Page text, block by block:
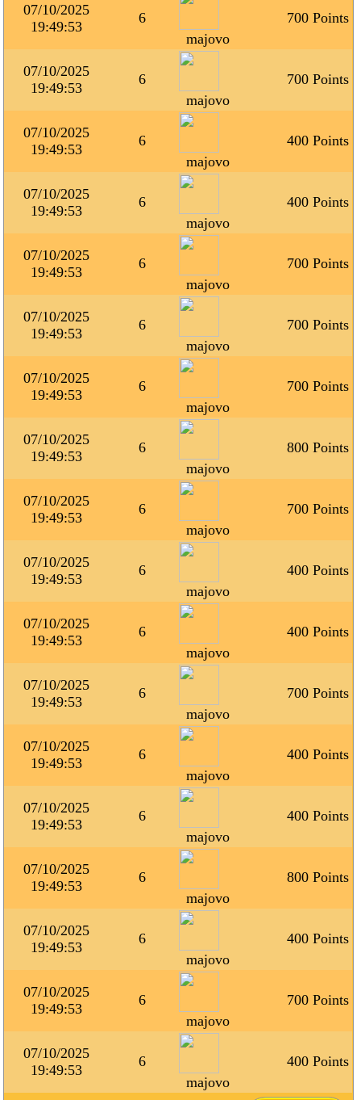
07/10/2025
19:49:53
6
majovo
700 Points
07/10/2025
19:49:53
6
majovo
700 Points
07/10/2025
19:49:53
6
majovo
400 Points
07/10/2025
19:49:53
6
majovo
400 Points
07/10/2025
19:49:53
6
majovo
700 Points
07/10/2025
19:49:53
6
majovo
700 Points
07/10/2025
19:49:53
6
majovo
700 Points
07/10/2025
19:49:53
6
majovo
800 Points
07/10/2025
19:49:53
6
majovo
700 Points
07/10/2025
19:49:53
6
majovo
400 Points
07/10/2025
19:49:53
6
majovo
400 Points
07/10/2025
19:49:53
6
majovo
700 Points
07/10/2025
19:49:53
6
majovo
400 Points
07/10/2025
19:49:53
6
majovo
400 Points
07/10/2025
19:49:53
6
majovo
800 Points
07/10/2025
19:49:53
6
majovo
400 Points
07/10/2025
19:49:53
6
majovo
700 Points
07/10/2025
19:49:53
6
majovo
400 Points